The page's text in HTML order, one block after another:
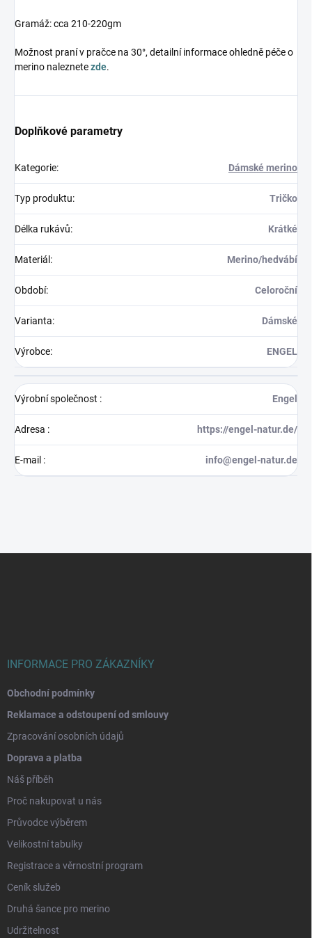
Gramáž: cca 210-220gm
Možnost praní v pračce na 30°, detailní informace ohledně péče o
merino naleznetezde.
Doplňkové parametry
Kategorie: Dámské merino
Typ produktu: Tričko
Délka rukávů: Krátké
Materiál : Merino/hedvábí
Období: Celoroční
Varianta: Dámské
Výrobce: ENGEL
Výrobní společnost : Engel
Adresa : https://engel-natur.de/
E-mail : info@engel-natur.de
INFORMACE PRO ZÁKAZNÍKY
Obchodní podmínky
Reklamace a odstoupení od smlouvy
Zpracování osobních údajů
Doprava a platba
Náš příběh
Proč nakupovat u nás
Průvodce výběrem
Velikostní tabulky
Registrace a věrnostní program
Ceník služeb
Druhá šance pro merino
Udržitelnost